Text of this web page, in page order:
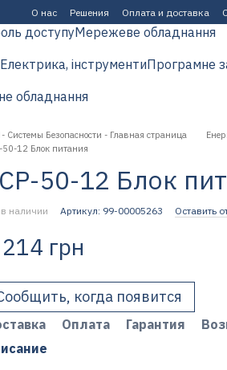
О нас Решения Оплата и доставка
доступуМережеве обладнання
Електрика, інструментиПрограмне
обладнання
Системы Безопасности - Главная страница
50-12 Блок питания
50-12 Блок
в наличии Артикул: 99-00005263 Оставить
грн
когда появится
Оплата Гарантия